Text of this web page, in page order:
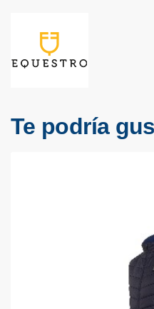
Te podría